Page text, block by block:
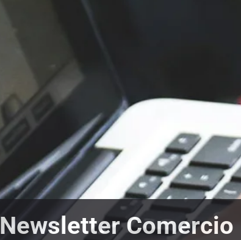
Newsletter Comercio